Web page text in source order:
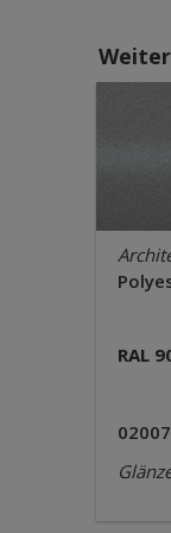
RAL